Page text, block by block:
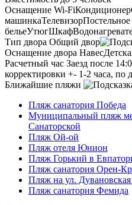
Оснащение Wi-FiКондиционер
машинкаТелевизорПостельное
бельеУтюгШкаф
Тип двора Общий двор
Оснащение двора Навес
Расчетный час Заезд после
корректировки +- 1-2 часа, по
Ближайшие пляжи
Пляж санатория Победа
Муниципальный пляж
Санаторской
Пляж Ой-ой
Пляж отеля Юнион
Пляж Горький в
Пляж санатория Орен-
Пляж на ул.
Пляж санатория Фемида